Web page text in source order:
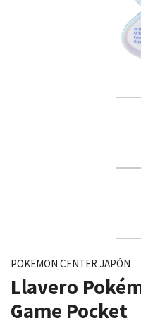
POKEMON CENTER JAPÓN
Llavero
Game Pocket